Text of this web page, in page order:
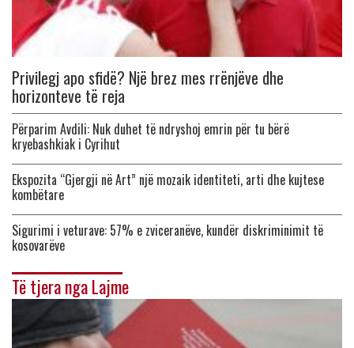
Privilegj apo sfidë? Një brez mes rrënjëve dhe
horizonteve të reja
Përparim Avdili: Nuk duhet të ndryshoj emrin për tu bërë
kryebashkiak i Cyrihut
Ekspozita “Gjergji në Art” një mozaik identiteti, arti dhe kujtese
kombëtare
Sigurimi i veturave: 57% e zviceranëve, kundër diskriminimit të
kosovarëve
Të tjera nga Lajme